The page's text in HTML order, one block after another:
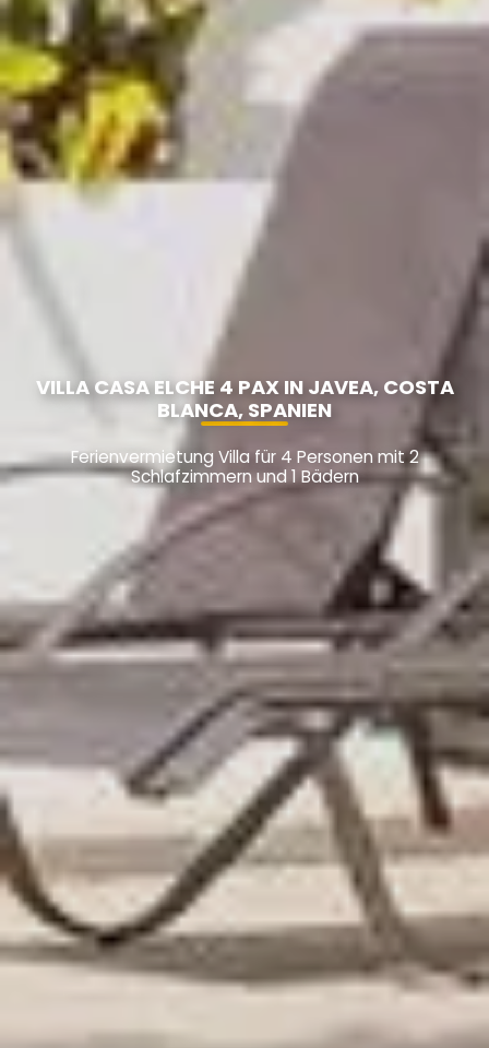
VILLA CASA ELCHE 4 PAX IN JAVEA, COSTA
BLANCA, SPANIEN
Ferienvermietung Villa für 4 Personen mit 2
Schlafzimmern und 1 Bädern